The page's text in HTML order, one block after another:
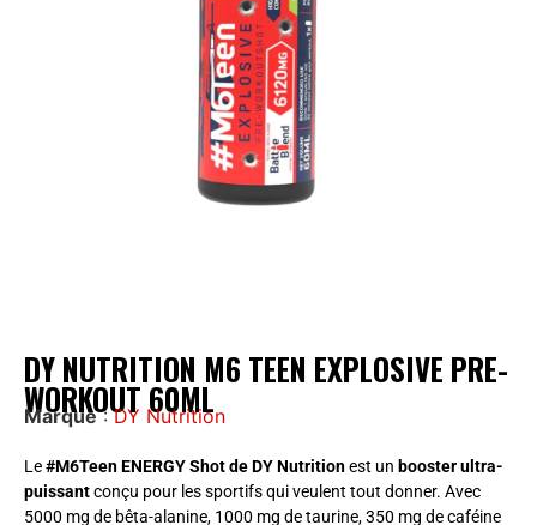
DY NUTRITION M6 TEEN EXPLOSIVE PRE-
WORKOUT 60ML
Marque:DY Nutrition
Le#M6Teen ENERGY Shot de DY Nutritionest un booster ultra-
puissantconçu pour les sportifs qui veulent tout donner. Avec
5000 mg de bêta-alanine, 1000 mg de taurine, 350 mg de caféine